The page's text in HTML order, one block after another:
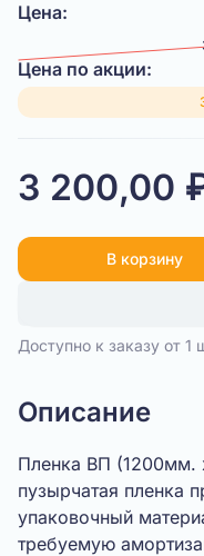
Цена:
Цена по акции:
3 200,00
В корзину
Доступно к заказу от 1
Описание
Пленка ВП (1200мм.
пузырчатая пленка
упаковочный
требуемую